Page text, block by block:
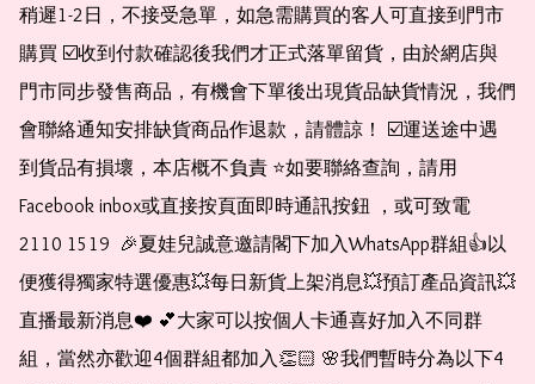
稍遲1-2日，不接受急單，如急需購買的客人可直接到門市
購買 ☑️收到付款確認後我們才正式落單留貨，由於網店與
門市同步發售商品，有機會下單後出現貨品缺貨情況，我們
會聯絡通知安排缺貨商品作退款，請體諒！ ☑️運送途中遇
到貨品有損壞，本店概不負責 ⭐️如要聯絡查詢，請用
Facebook inbox或直接按頁面即時通訊按鈕 ，或可致電
2110 1519  🎉夏娃兒誠意邀請閣下加入WhatsApp群組👍以
便獲得獨家特選優惠💥每日新貨上架消息💥預訂產品資訊💥
直播最新消息❤️ 💕大家可以按個人卡通喜好加入不同群
組，當然亦歡迎4個群組都加入👏🏻 🌸我們暫時分為以下4